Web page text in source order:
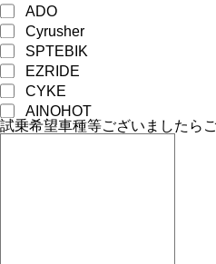
ADO
Cyrusher
SPTEBIK
EZRIDE
CYKE
AINOHOT
試乗希望車種等ございましたら